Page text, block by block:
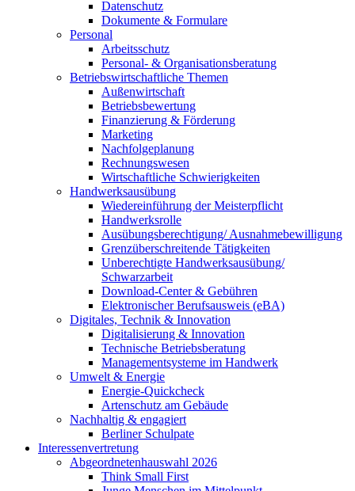
Datenschutz
Dokumente & Formulare
Personal
Arbeitsschutz
Personal- & Organisationsberatung
Betriebswirtschaftliche Themen
Außenwirtschaft
Betriebsbewertung
Finanzierung & Förderung
Marketing
Nachfolgeplanung
Rechnungswesen
Wirtschaftliche Schwierigkeiten
Handwerksausübung
Wiedereinführung der Meisterpflicht
Handwerksrolle
Ausübungsberechtigung/ Ausnahmebewilligung
Grenzüberschreitende Tätigkeiten
Unberechtigte Handwerksausübung/
Schwarzarbeit
Download-Center & Gebühren
Elektronischer Berufsausweis (eBA)
Digitales, Technik & Innovation
Digitalisierung & Innovation
Technische Betriebsberatung
Managementsysteme im Handwerk
Umwelt & Energie
Energie-Quickcheck
Artenschutz am Gebäude
Nachhaltig & engagiert
Berliner Schulpate
Interessenvertretung
Abgeordnetenhauswahl 2026
Think Small First